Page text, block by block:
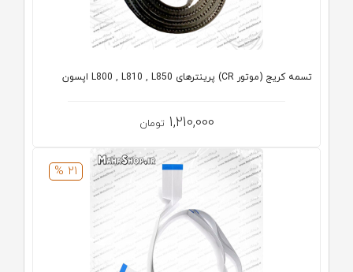
تسمه کریج (موتور CR) پرینترهای L800 , L810 , L850 اپسون
1,210,000 تومان
21 %